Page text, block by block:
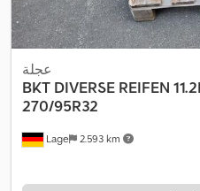
Lage 2.593 km
عجلة
BKT DIVERSE REIFEN
270/95R32